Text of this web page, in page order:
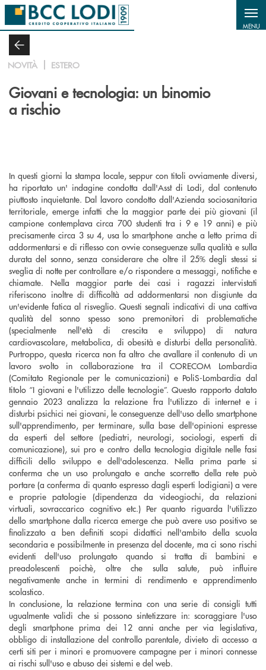
Salta al contenuto principale
MENU
NOVITÀ ESTERO
Giovani e tecnologia: un binomio
a rischio
In questi giorni la stampa locale, seppur con titoli ovviamente diversi,
ha riportato un' indagine condotta dall'Asst di Lodi, dal contenuto
piuttosto inquietante. Dal lavoro condotto dall'Azienda sociosanitaria
territoriale, emerge infatti che la maggior parte dei più giovani (il
campione contemplava circa 700 studenti tra i 9 e 19 anni) e più
precisamente circa 3 su 4, usa lo smartphone anche a letto prima di
addormentarsi e di riflesso con ovvie conseguenze sulla qualità e sulla
durata del sonno, senza considerare che oltre il 25% degli stessi si
sveglia di notte per controllare e/o rispondere a messaggi, notifiche e
chiamate. Nella maggior parte dei casi i ragazzi intervistati
riferiscono inoltre di difficoltà ad addormentarsi non disgiunte da
un'evidente fatica al risveglio. Questi segnali indicativi di una cattiva
qualità del sonno spesso sono premonitori di problematiche
(specialmente nell'età di crescita e sviluppo) di natura
cardiovascolare, metabolica, di obesità e disturbi della personalità.
Purtroppo, questa ricerca non fa altro che avallare il contenuto di un
lavoro svolto in collaborazione tra il CORECOM Lombardia
(Comitato Regionale per le comunicazioni) e PoliS-Lombardia dal
titolo “I giovani e l'utilizzo delle tecnologie”. Questo rapporto datato
gennaio 2023 analizza la relazione fra l'utilizzo di internet e i
disturbi psichici nei giovani, le conseguenze dell'uso dello smartphone
sull'apprendimento, per terminare, sulla base dell'opinioni espresse
da esperti del settore (pediatri, neurologi, sociologi, esperti di
comunicazione), sui pro e contro della tecnologia digitale nelle fasi
difficili dello sviluppo e dell'adolescenza. Nella prima parte si
conferma che un uso prolungato e anche scorretto della rete può
portare (a conferma di quanto espresso dagli esperti lodigiani) a vere
e proprie patologie (dipendenza da videogiochi, da relazioni
virtuali, sovraccarico cognitivo etc.) Per quanto riguarda l'utilizzo
dello smartphone dalla ricerca emerge che può avere uso positivo se
finalizzato a ben definiti scopi didattici nell'ambito della scuola
secondaria e possibilmente in presenza del docente, ma ci sono rischi
evidenti dell'uso prolungato quando si tratta di bambini e
preadolescenti poichè, oltre che sulla salute, può influire
negativamente anche in termini di rendimento e apprendimento
scolastico.
In conclusione, la relazione termina con una serie di consigli tutti
ugualmente validi che si possono sintetizzare in: scoraggiare l'uso
degli smartphone prima dei 12 anni anche per via legislativa,
obbligo di installazione del controllo parentale, divieto di accesso a
certi siti per i minori e promuovere campagne per i minori connesse
ai rischi sull'uso e abuso dei sistemi e del web.